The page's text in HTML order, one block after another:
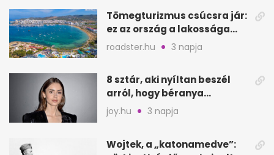
Tömegturizmus csúcsra jár:
ez az ország a lakossága
kétszeresét fogadja
roadster.hu 3 napja
8 sztár, aki nyíltan beszél
arról, hogy béranya
segítette a családalapítást
joy.hu 3 napja
Wojtek, a „katonamedve”: